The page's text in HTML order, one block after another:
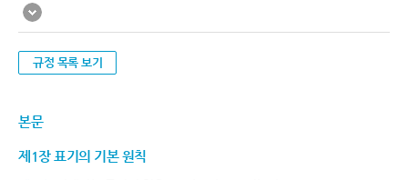
규정 목록 보기
본문
제1장 표기의 기본 원칙